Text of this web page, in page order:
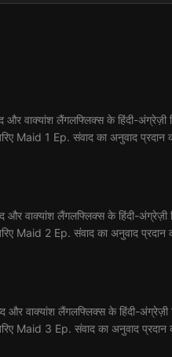
वाक्यांश लैंगलफ्लिक्स के हिंदी-अंग्रेज़ी
Maid 1 Ep. संवाद का अनुवाद प्रदान
वाक्यांश लैंगलफ्लिक्स के हिंदी-अंग्रेज़ी
Maid 2 Ep. संवाद का अनुवाद प्रदान
वाक्यांश लैंगलफ्लिक्स के हिंदी-अंग्रेज़ी
Maid 3 Ep. संवाद का अनुवाद प्रदान